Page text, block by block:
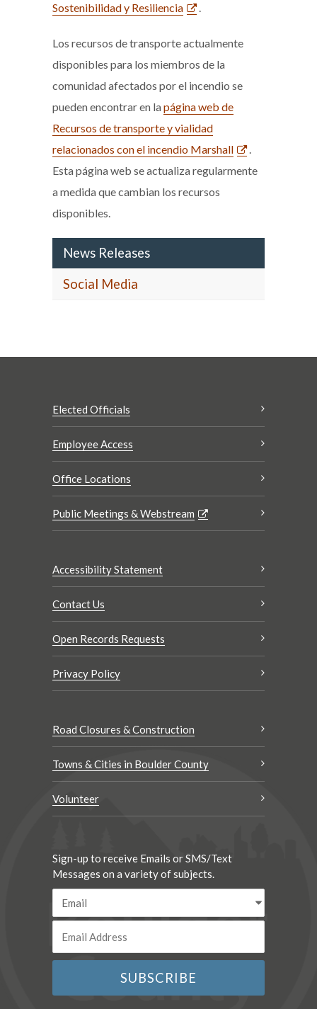
Sostenibilidad y Resiliencia
.
Los recursos de transporte actualmente
disponibles para los miembros de la
comunidad afectados por el incendio se
pueden encontrar en lapágina web de
Recursos de transporte y vialidad
relacionados con el incendio Marshall
.
Esta página web se actualiza regularmente
a medida que cambian los recursos
disponibles.
News Releases
Social Media
Elected Officials
Employee Access
Office Locations
Public Meetings & Webstream
Accessibility Statement
Contact Us
Open Records Requests
Privacy Policy
Road Closures & Construction
Towns & Cities in Boulder County
Volunteer
Sign-up to receive Emails or SMS/Text
Messages on a variety of subjects.